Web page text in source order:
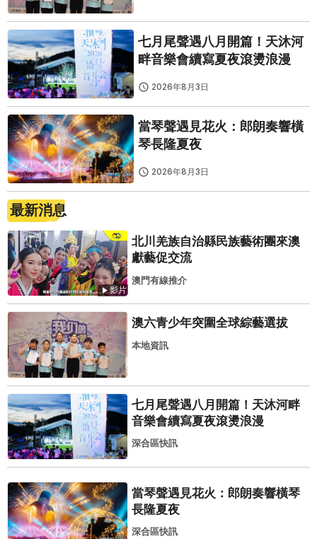
七月尾聲遇八月開篇！天沐河
畔音樂會續寫夏夜滾燙浪漫
2026年8月3日
當琴聲遇見花火：郎朗奏響橫
琴長隆夏夜
2026年8月3日
最新消息
影片
北川羌族自治縣民族藝術團來澳
獻藝促交流
澳門有線推介
澳六青少年突圍全球綜藝選拔
本地資訊
七月尾聲遇八月開篇！天沐河畔
音樂會續寫夏夜滾燙浪漫
深合區快訊
當琴聲遇見花火：郎朗奏響橫琴
長隆夏夜
深合區快訊